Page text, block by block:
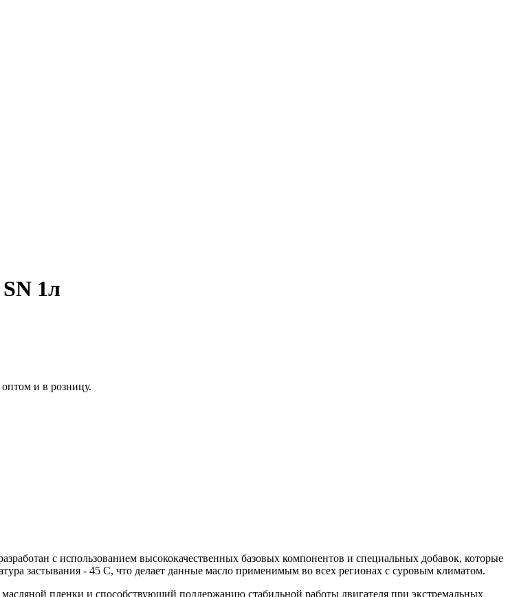
1л
и в розницу.
с использованием высококачественных базовых компонентов и специальных добавок, которые
застывания - 45 С, что делает данные масло применимым во всех регионах с суровым климатом.
пленки и способствующий поддержанию стабильной работы двигателя при экстремальных